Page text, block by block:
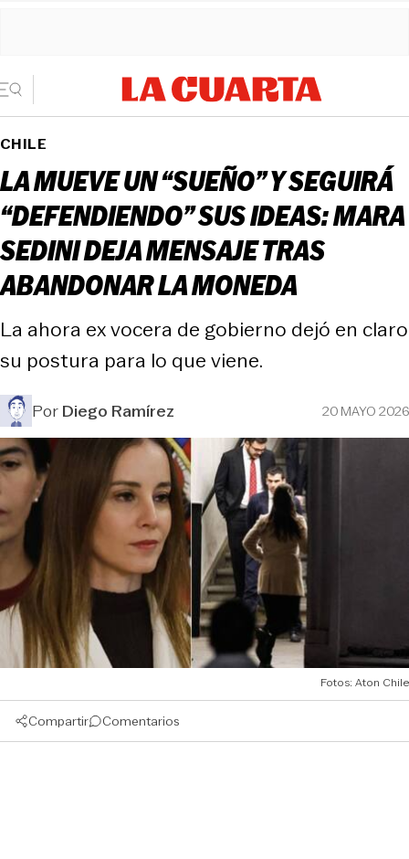
CHILE
LA MUEVE UN “SUEÑO” Y SEGUIRÁ
“DEFENDIENDO” SUS IDEAS: MARA
SEDINI DEJA MENSAJE TRAS
ABANDONAR LA MONEDA
La ahora ex vocera de gobierno dejó en claro
su postura para lo que viene.
PorDiego Ramírez 20 MAYO 2026
Fotos: Aton Chile
Compartir Comentarios